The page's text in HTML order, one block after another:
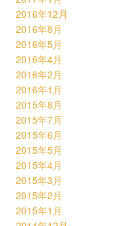
2016年12月
2016年8月
2016年5月
2016年4月
2016年2月
2016年1月
2015年8月
2015年7月
2015年6月
2015年5月
2015年4月
2015年3月
2015年2月
2015年1月